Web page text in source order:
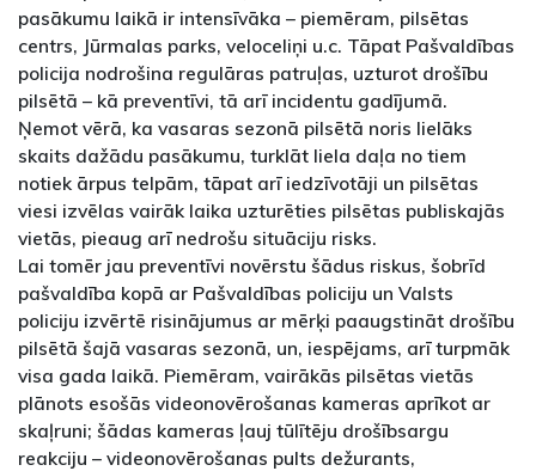
pasākumu laikā ir intensīvāka – piemēram, pilsētas
centrs, Jūrmalas parks, veloceliņi u.c. Tāpat Pašvaldības
policija nodrošina regulāras patruļas, uzturot drošību
pilsētā – kā preventīvi, tā arī incidentu gadījumā.
Ņemot vērā, ka vasaras sezonā pilsētā noris lielāks
skaits dažādu pasākumu, turklāt liela daļa no tiem
notiek ārpus telpām, tāpat arī iedzīvotāji un pilsētas
viesi izvēlas vairāk laika uzturēties pilsētas publiskajās
vietās, pieaug arī nedrošu situāciju risks.
Lai tomēr jau preventīvi novērstu šādus riskus, šobrīd
pašvaldība kopā ar Pašvaldības policiju un Valsts
policiju izvērtē risinājumus ar mērķi paaugstināt drošību
pilsētā šajā vasaras sezonā, un, iespējams, arī turpmāk
visa gada laikā. Piemēram, vairākās pilsētas vietās
plānots esošās videonovērošanas kameras aprīkot ar
skaļruni; šādas kameras ļauj tūlītēju drošībsargu
reakciju – videonovērošanas pults dežurants,